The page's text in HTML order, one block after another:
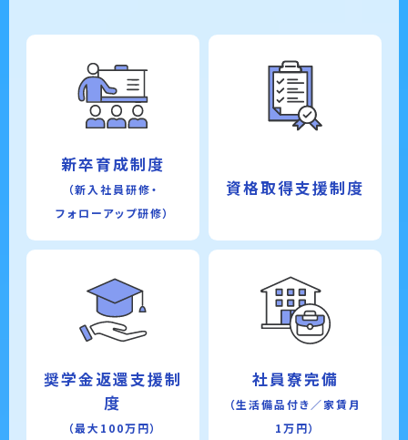
新卒育成制度
（新入社員研修・
フォローアップ研修）
資格取得支援制度
奨学金返還支援制
度
（最大100万円）
社員寮完備
（生活備品付き／家賃月
1万円）